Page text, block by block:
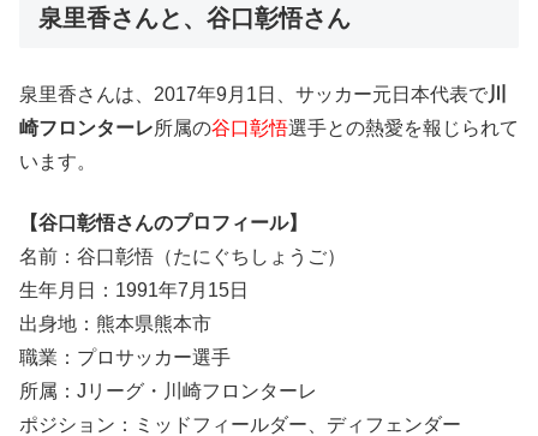
泉里香さんと、谷口彰悟さん
泉里香さんは、2017年9月1日、サッカー元日本代表で川
崎フロンターレ所属の谷口彰悟選手との熱愛を報じられて
います。
【谷口彰悟さんのプロフィール】
名前：谷口彰悟（たにぐちしょうご）
生年月日：1991年7月15日
出身地：熊本県熊本市
職業：プロサッカー選手
所属：Jリーグ・川崎フロンターレ
ポジション：ミッドフィールダー、ディフェンダー